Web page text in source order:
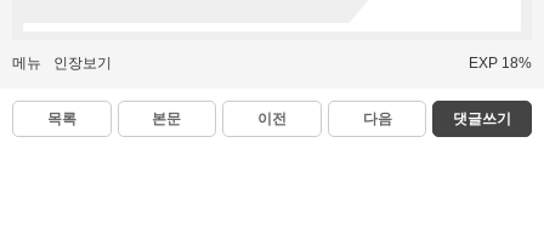
메뉴 인장보기 EXP 18%
목록 본문 이전 다음 댓글쓰기